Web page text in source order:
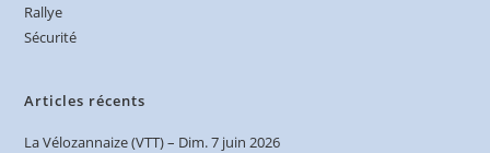
Rallye
Sécurité
Articles récents
La Vélozannaize (VTT) – Dim. 7 juin 2026